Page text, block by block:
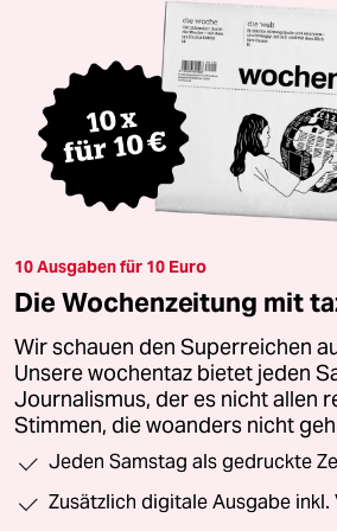
10 Ausgaben für 10 Euro
Die Wochenzeitung mit
Wir schauen den Superreichen
Unsere wochentaz bietet jeden
Journalismus, der es nicht allen
Stimmen, die woanders nicht
Jeden Samstag als gedruckte
Zusätzlich digitale Ausgabe inkl.